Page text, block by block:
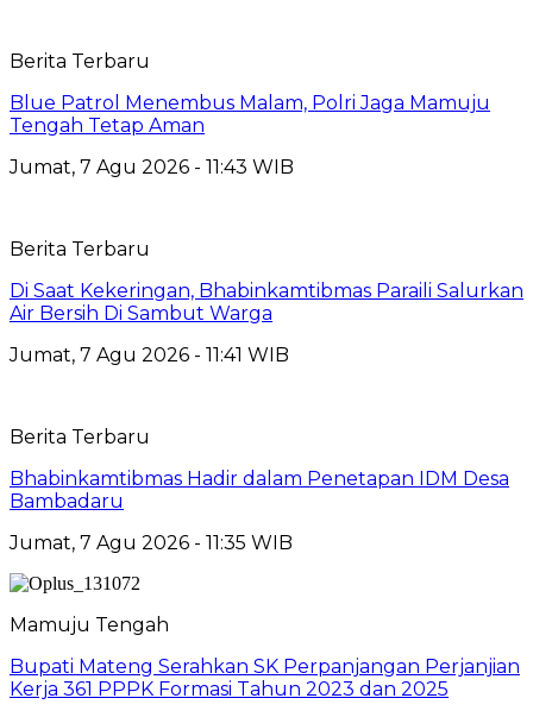
Berita Terbaru
Blue Patrol Menembus Malam, Polri Jaga Mamuju
Tengah Tetap Aman
Jumat, 7 Agu 2026 - 11:43 WIB
Berita Terbaru
Di Saat Kekeringan, Bhabinkamtibmas Paraili Salurkan
Air Bersih Di Sambut Warga
Jumat, 7 Agu 2026 - 11:41 WIB
Berita Terbaru
Bhabinkamtibmas Hadir dalam Penetapan IDM Desa
Bambadaru
Jumat, 7 Agu 2026 - 11:35 WIB
Mamuju Tengah
Bupati Mateng Serahkan SK Perpanjangan Perjanjian
Kerja 361 PPPK Formasi Tahun 2023 dan 2025